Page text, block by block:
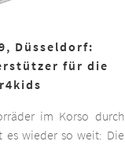
Düsseldorf:
für die
im Korso durch
es wieder so weit: Die